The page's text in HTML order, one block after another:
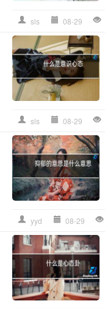
sls 08-29
sls 08-29
yyd 08-29